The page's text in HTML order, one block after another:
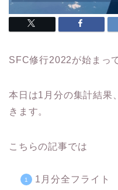
SFC修行2022が始まっ
本日は1月分の集計結果
きます。
こちらの記事では
1月分全フライト